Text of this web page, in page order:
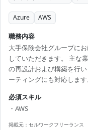
Azure AWS
職務内容
大手保険会社グループに
していただきます。 主な
の再設計および構築を行
ーティングにも対応しま
図ります。 具体的には、
ーズな移行、バッチ処理
います。 また、Azure
必須スキル
・AWS
掲載元： セルワークフリーランス